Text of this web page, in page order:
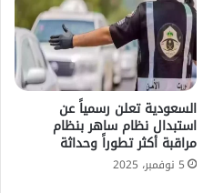
السعودية تعلن رسمياً عن
استبدال نظام ساهر بنظام
مراقبة أكثر تطوراً وحداثة
5 نوفمبر، 2025